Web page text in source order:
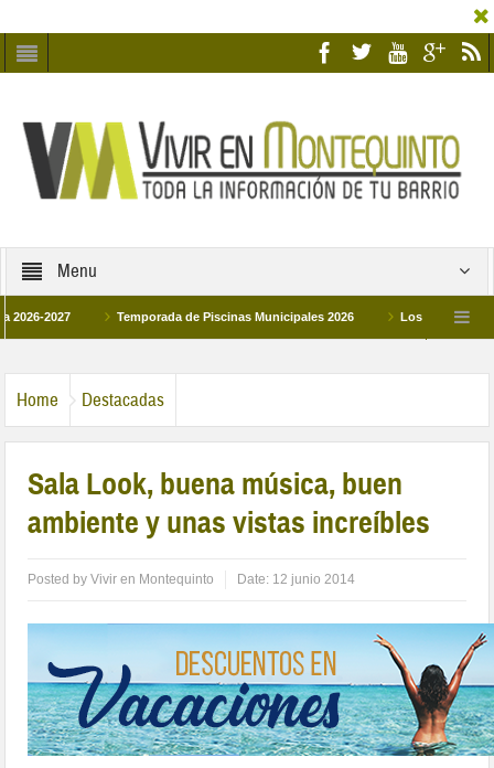
Menu
Temporada de Piscinas Municipales 2026 Los Campus de
Home Destacadas
Sala Look, buena música, buen
ambiente y unas vistas increíbles
Posted byVivir en Montequinto Date: 12 junio 2014